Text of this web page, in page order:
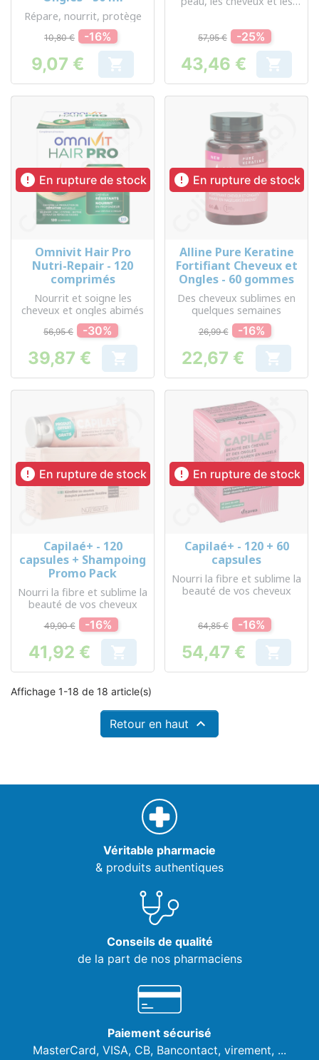
Répare, nourrit, protège
10,80 € -16%
Prix
9,07 € 
57,95 € -25%
Prix
43,46 € 
 En rupture de stock
Omnivit Hair Pro
Nutri-Repair - 120
comprimés
Nourrit et soigne les
cheveux et ongles abimés
56,95 € -30%
Prix
39,87 € 
 En rupture de stock
Alline Pure Keratine
Fortifiant Cheveux et
Ongles - 60 gommes
Des cheveux sublimes en
quelques semaines
26,99 € -16%
Prix
22,67 € 
 En rupture de stock
Capilaé+ - 120
capsules + Shampoing
Promo Pack
Nourri la fibre et sublime la
beauté de vos cheveux
49,90 € -16%
Prix
41,92 € 
 En rupture de stock
Capilaé+ - 120 + 60
capsules
Nourri la fibre et sublime la
beauté de vos cheveux
64,85 € -16%
Prix
54,47 € 
Affichage 1-18 de 18 article(s)
Retour en haut 
Véritable pharmacie
& produits authentiques
Conseils de qualité
de la part de nos pharmaciens
Paiement sécurisé
MasterCard, VISA, CB, Bancontact, virement, ...